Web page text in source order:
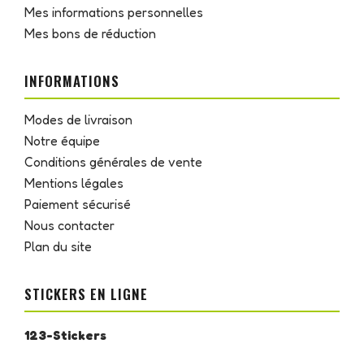
Mes informations personnelles
Mes bons de réduction
INFORMATIONS
Modes de livraison
Notre équipe
Conditions générales de vente
Mentions légales
Paiement sécurisé
Nous contacter
Plan du site
STICKERS EN LIGNE
123-Stickers